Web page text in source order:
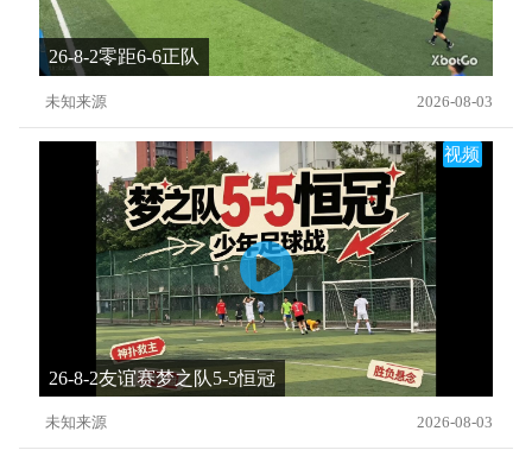
26-8-2零距6-6正队
未知来源 2026-08-03
视频
26-8-2友谊赛梦之队5-5恒冠
未知来源 2026-08-03